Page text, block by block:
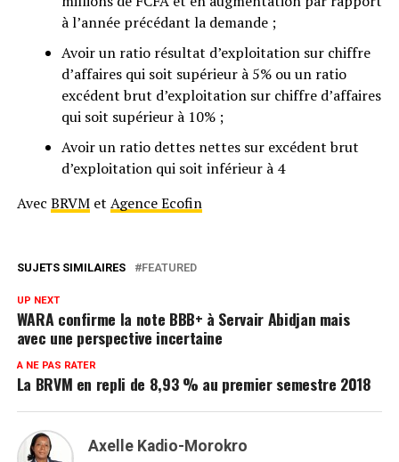
à l’année précédant la demande ;
Avoir un ratio résultat d’exploitation sur chiffre
d’affaires qui soit supérieur à 5% ou un ratio
excédent brut d’exploitation sur chiffre d’affaires
qui soit supérieur à 10% ;
Avoir un ratio dettes nettes sur excédent brut
d’exploitation qui soit inférieur à 4
Avec BRVMet Agence Ecofin
SUJETS SIMILAIRES FEATURED
UP NEXT
WARA confirme la note BBB+ à Servair Abidjan mais
avec une perspective incertaine
A NE PAS RATER
La BRVM en repli de 8,93 % au premier semestre 2018
Axelle Kadio-Morokro